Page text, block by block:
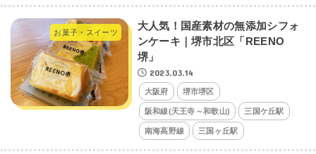
お菓子・スイーツ
大人気！国産素材の無添加シフォ
ンケーキ｜堺市北区「REENO
堺」
2023.03.14
大阪府 堺市堺区
阪和線(天王寺～和歌山) 三国ケ丘駅
南海高野線 三国ヶ丘駅